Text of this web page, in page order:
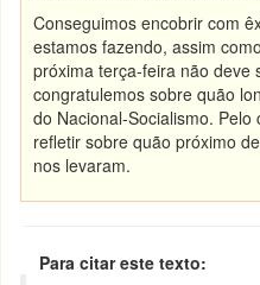
Conseguimos encobrir com
estamos fazendo, assim
próxima terça-feira não deve
congratulemos sobre quão
do Nacional-Socialismo.
refletir sobre quão próximo
nos levaram.
Para citar este texto: